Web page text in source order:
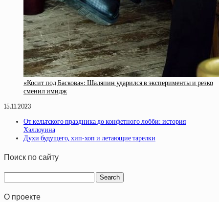
«Косит под Баскова»: Шаляпин ударился в эксперименты и резко
сменил имидж
15.11.2023
От кельтского праздника до конфетного лобби: история
Хэллоуина
Духи будущего, хип-хоп и летающие тарелки
Поиск по сайту
О проекте